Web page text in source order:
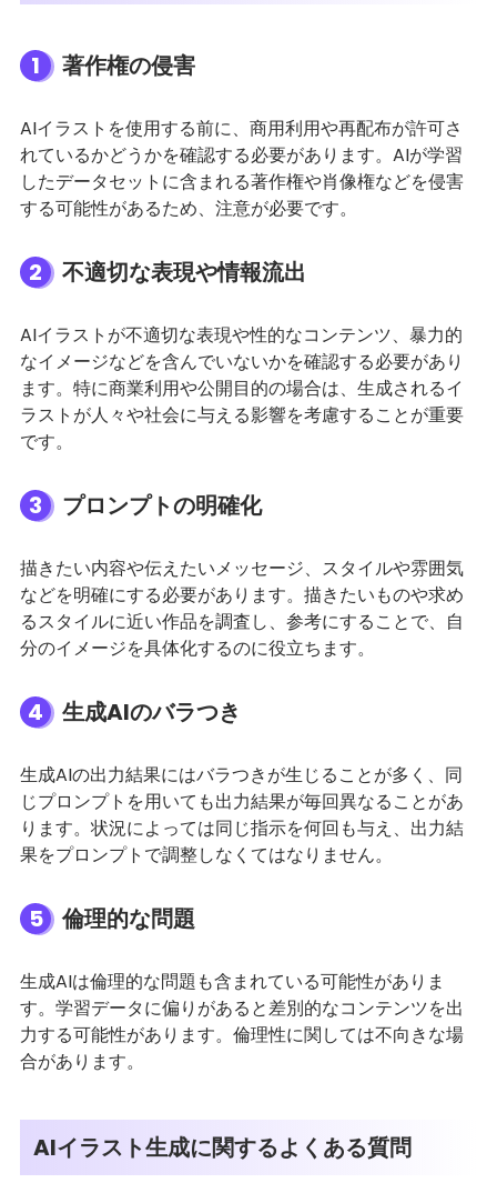
1 著作権の侵害
AIイラストを使用する前に、商用利用や再配布が許可さ
れているかどうかを確認する必要があります。AIが学習
したデータセットに含まれる著作権や肖像権などを侵害
する可能性があるため、注意が必要です。
2 不適切な表現や情報流出
AIイラストが不適切な表現や性的なコンテンツ、暴力的
なイメージなどを含んでいないかを確認する必要があり
ます。特に商業利用や公開目的の場合は、生成されるイ
ラストが人々や社会に与える影響を考慮することが重要
です。
3 プロンプトの明確化
描きたい内容や伝えたいメッセージ、スタイルや雰囲気
などを明確にする必要があります。描きたいものや求め
るスタイルに近い作品を調査し、参考にすることで、自
分のイメージを具体化するのに役立ちます。
4 生成AIのバラつき
生成AIの出力結果にはバラつきが生じることが多く、同
じプロンプトを用いても出力結果が毎回異なることがあ
ります。状況によっては同じ指示を何回も与え、出力結
果をプロンプトで調整しなくてはなりません。
5 倫理的な問題
生成AIは倫理的な問題も含まれている可能性がありま
す。学習データに偏りがあると差別的なコンテンツを出
力する可能性があります。倫理性に関しては不向きな場
合があります。
AIイラスト生成に関するよくある質問